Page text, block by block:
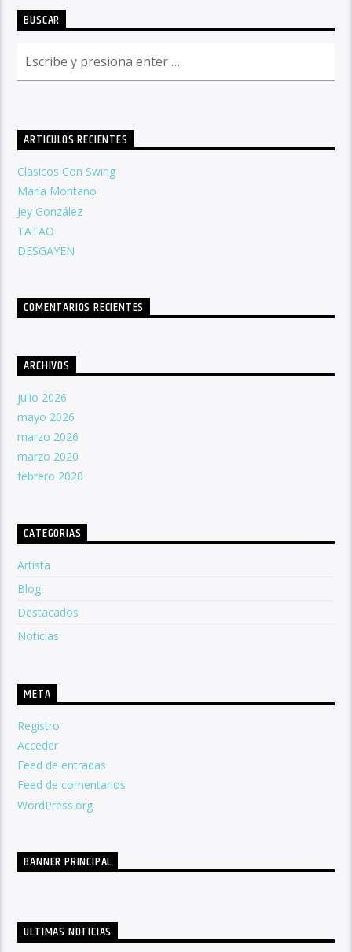
BUSCAR
ARTICULOS RECIENTES
Clasicos Con Swing
María Montano
Jey González
TATAO
DESGAYEN
COMENTARIOS RECIENTES
ARCHIVOS
julio 2026
mayo 2026
marzo 2026
marzo 2020
febrero 2020
CATEGORIAS
Artista
Blog
Destacados
Noticias
META
Registro
Acceder
Feed de entradas
Feed de comentarios
WordPress.org
BANNER PRINCIPAL
ULTIMAS NOTICIAS